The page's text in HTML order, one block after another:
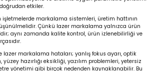
etkiler.
markalama sistemleri, üretim hattının
Çünkü lazer markalama yalnızca ürün
aynı zamanda kalite kontrol, ürün izlenebilirliği ve
markalama hataları; yanlış fokus ayarı, optik
hazırlığı eksikliği, yazılım problemleri, yetersiz
yönetimi gibi birçok nedenden kaynaklanabilir. Bu